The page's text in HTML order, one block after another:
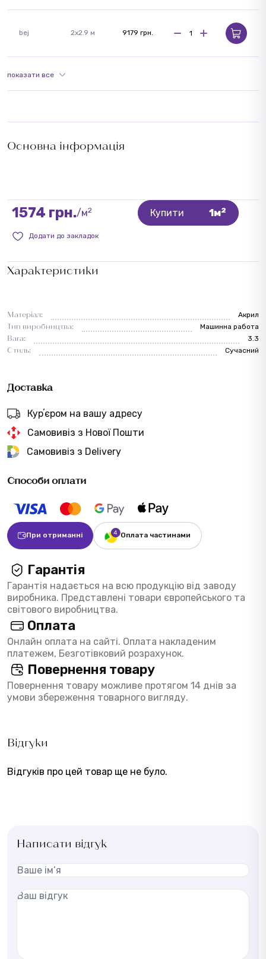
Основна інформація
Характеристики
Матеріал:
Акрил
Тип виробництва:
Машинна работа
Вага:
3.3
Стиль:
Сучасний
Доставка
Курʼєром на вашу адресу
Самовивіз з Нової Пошти
Самовивіз з Delivery
Способи оплати
При отриманні Оплата частинами
Гарантія
Гарантія надається на всю продукцію від заводу
виробника. Представлені товари європейського та
світового виробництва.
Оплата
Онлайн оплата на сайті. Оплата накладеним
платежем, Безготівковий розрахунок.
Повернення товару
Повернення товару можливе протягом 14 днів за
умови збереження товарного вигляду.
bej 2x2.9 м 9179 грн.
показати все
1574 грн./м2 Купити 1м2
Додати до закладок
Відгуки
Відгуків про цей товар ще не було.
Написати відгук